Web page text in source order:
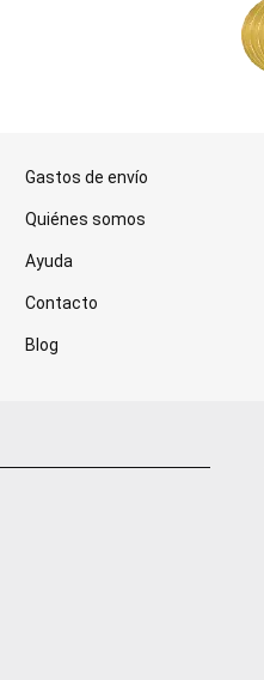
Gastos de envío
Quiénes somos
Ayuda
Contacto
Blog